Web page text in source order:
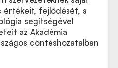
értékeit, fejlődését, a
segítségével
az Akadémia
döntéshozatalban